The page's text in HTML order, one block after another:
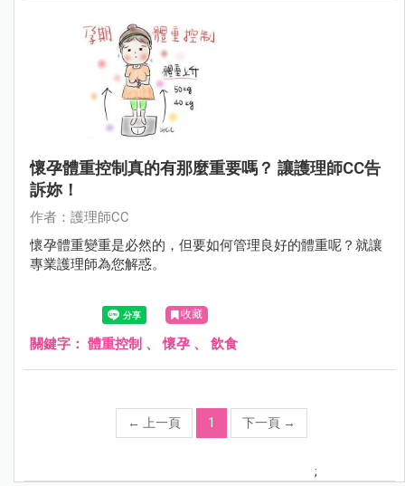
懷孕體重控制真的有那麼重要嗎？ 讓護理師CC告
訴妳！
作者：護理師CC
懷孕體重變重是必然的，但要如何管理良好的體重呢？就讓
專業護理師為您解惑。
收藏
關鍵字： 體重控制 、懷孕 、 飲食
← 上一頁 1 下一頁 →
;